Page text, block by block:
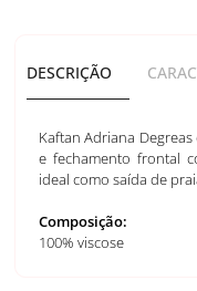
DESCRIÇÃO
Kaftan Adriana
e fechamento frontal
ideal como saída de
Composição:
100% viscose